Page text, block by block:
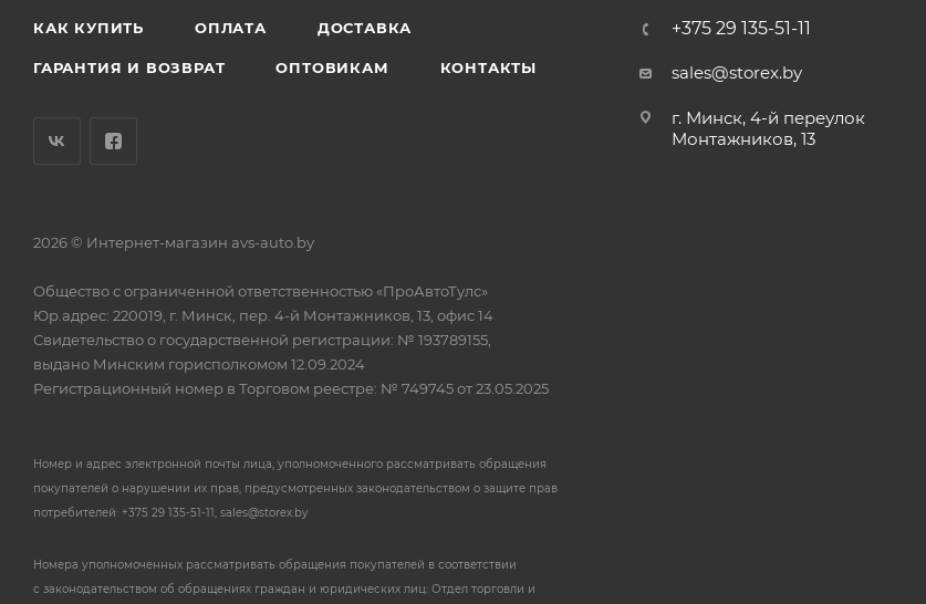
КАК КУПИТЬ ОПЛАТА ДОСТАВКА
ГАРАНТИЯ И ВОЗВРАТ ОПТОВИКАМ КОНТАКТЫ
+375 29 135-51-11
sales@storex.by
г. Минск, 4-й переулок
Монтажников, 13
2026 © Интернет-магазин avs-auto.by
Общество с ограниченной ответственностью «ПроАвтоТулс»
Юр.адрес: 220019, г. Минск, пер. 4-й Монтажников, 13, офис 14
Свидетельство о государственной регистрации: № 193789155,
выдано Минским горисполкомом 12.09.2024
Регистрационный номер в Торговом реестре: № 749745 от 23.05.2025
Номер и адрес электронной почты лица, уполномоченного рассматривать обращения
покупателей о нарушении их прав, предусмотренных законодательством о защите прав
потребителей: +375 29 135-51-11, sales@storex.by
Номера уполномоченных рассматривать обращения покупателей в соответствии
с законодательством об обращениях граждан и юридических лиц: Отдел торговли и